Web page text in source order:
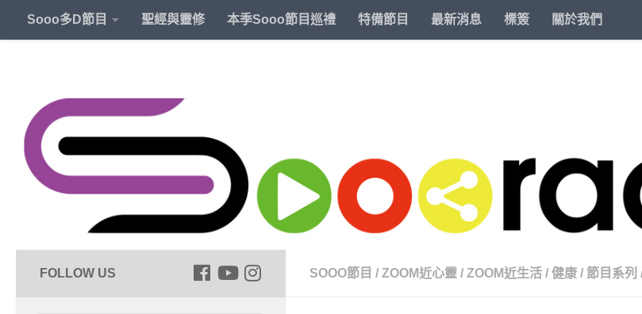
Sooo多D節目 聖經與靈修 本季Sooo節目巡禮 特備節目 最新消息 標簽 關於我們
SOOO節目 / ZOOM近心靈 / ZOOM近生活 / 健康 / 節目系列